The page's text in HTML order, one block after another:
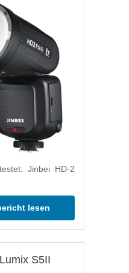
Jinbei HD-2
lesen
S5II